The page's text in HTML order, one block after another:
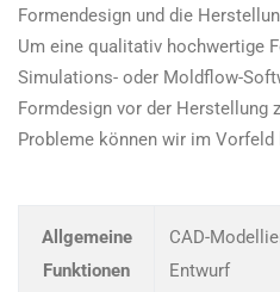
Formendesign und die
Um eine qualitativ hochwertige
Simulations- oder Moldflow-
Formdesign vor der Herstellung
Probleme können wir im Vorfeld
Allgemeine
Funktionen
CAD-
Entwurf